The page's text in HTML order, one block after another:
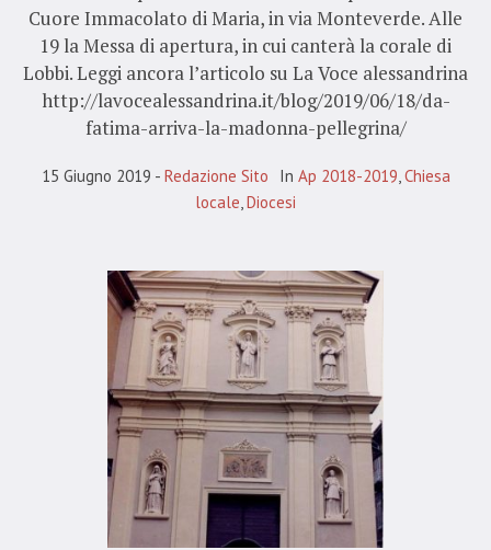
Cuore Immacolato di Maria, in via Monteverde. Alle
19 la Messa di apertura, in cui canterà la corale di
Lobbi. Leggi ancora l’articolo su La Voce alessandrina
http://lavocealessandrina.it/blog/2019/06/18/da-
fatima-arriva-la-madonna-pellegrina/
15 Giugno 2019 Redazione Sito In Ap 2018-2019,Chiesa
locale,Diocesi